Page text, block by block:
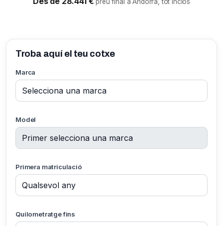
Troba aquí el teu cotxe
Marca
Model
Primera matriculació
Quilometratge fins